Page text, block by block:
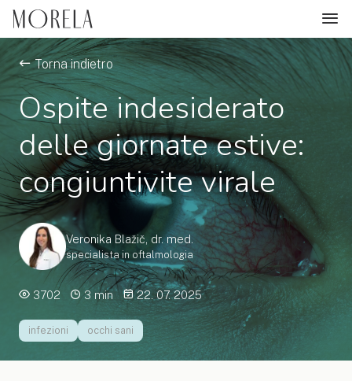
Torna indietro
Ospite indesiderato
delle giornate estive:
congiuntivite virale
Veronika Blažič, dr. med.
specialista in oftalmologia
3702 3 min 22. 07. 2025
infezioni occhi sani